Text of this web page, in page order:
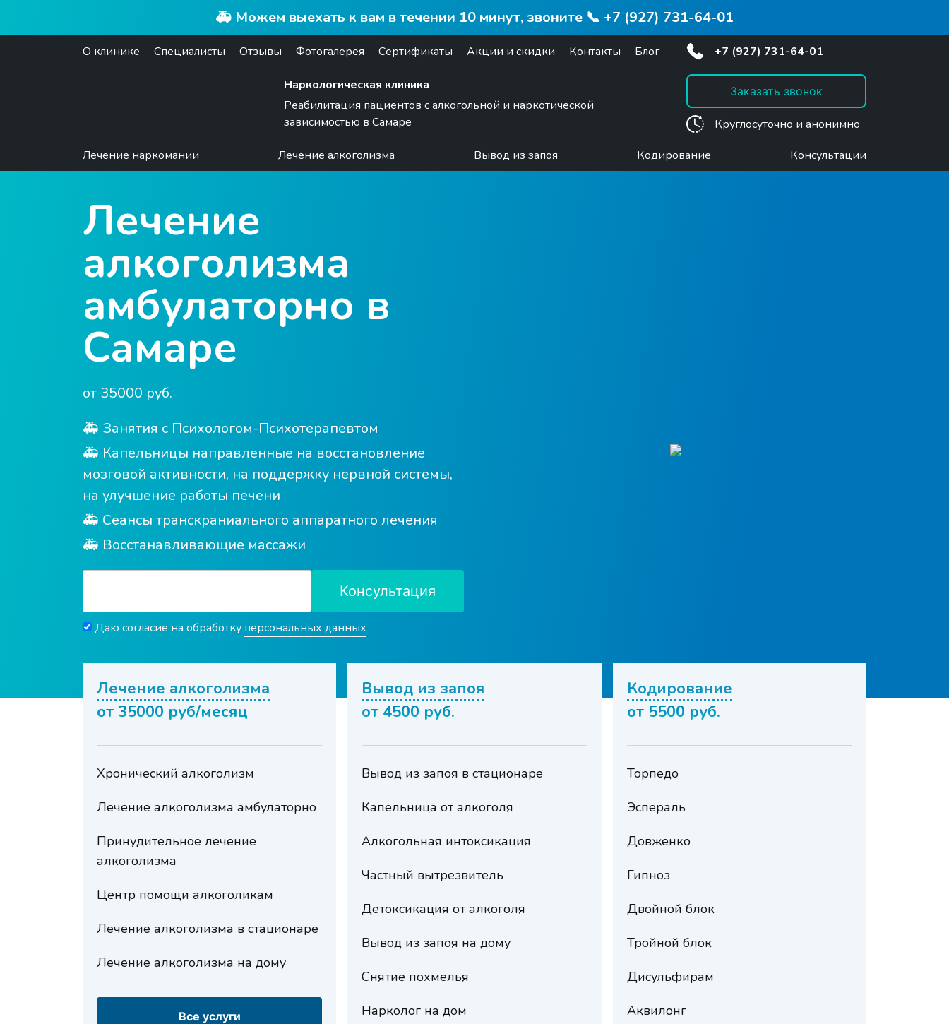
🚑 Можем выехать к вам в течении 10 минут, звоните 📞 +7 (927) 731-64-01
О клинике Специалисты Отзывы Фотогалерея Сертификаты Акции и скидки Контакты Блог +7 (927) 731-64-01
Наркологическая клиника
Реабилитация пациентов с алкогольной и наркотической
зависимостью в Самаре
Заказать звонок
Круглосуточно и анонимно
Лечение наркомании Лечение алкоголизма Вывод из запоя Кодирование Консультации
Лечение
алкоголизма
амбулаторно в
Самаре
от 35000 руб.
🚑 Занятия с Психологом-Психотерапевтом
🚑 Капельницы направленные на восстановление
мозговой активности, на поддержку нервной системы,
на улучшение работы печени
🚑 Сеансы транскраниального аппаратного лечения
🚑 Восстанавливающие массажи
Консультация
Даю согласие на обработку персональных данных
Лечение алкоголизма
от 35000 руб/
Хронический алкоголизм
Лечение алкоголизма амбулаторно
Принудительное лечение
алкоголизма
Центр помощи алкоголикам
Лечение алкоголизма в стационаре
Лечение алкоголизма на дому
Все услуги
Вывод из запоя
от 4500 руб.
Вывод из запоя в стационаре
Капельница от алкоголя
Алкогольная интоксикация
Частный вытрезвитель
Детоксикация от алкоголя
Вывод из запоя на дому
Снятие похмелья
Нарколог на дом
Кодирование
от 5500 руб.
Торпедо
Эспераль
Довженко
Гипноз
Двойной блок
Тройной блок
Дисульфирам
Аквилонг